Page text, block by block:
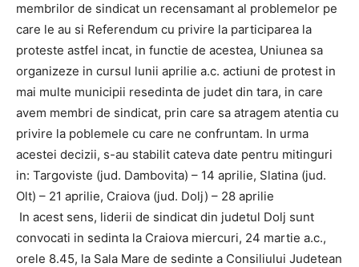
membrilor de sindicat un recensamant al problemelor pe
care le au si Referendum cu privire la participarea la
proteste astfel incat, in functie de acestea, Uniunea sa
organizeze in cursul lunii aprilie a.c. actiuni de protest in
mai multe municipii resedinta de judet din tara, in care
avem membri de sindicat, prin care sa atragem atentia cu
privire la poblemele cu care ne confruntam. In urma
acestei decizii, s-au stabilit cateva date pentru mitinguri
in: Targoviste (jud. Dambovita) – 14 aprilie, Slatina (jud.
Olt) – 21 aprilie, Craiova (jud. Dolj) – 28 aprilie
In acest sens, liderii de sindicat din judetul Dolj sunt
convocati in sedinta la Craiova miercuri, 24 martie a.c.,
orele 8.45, la Sala Mare de sedinte a Consiliului Judetean